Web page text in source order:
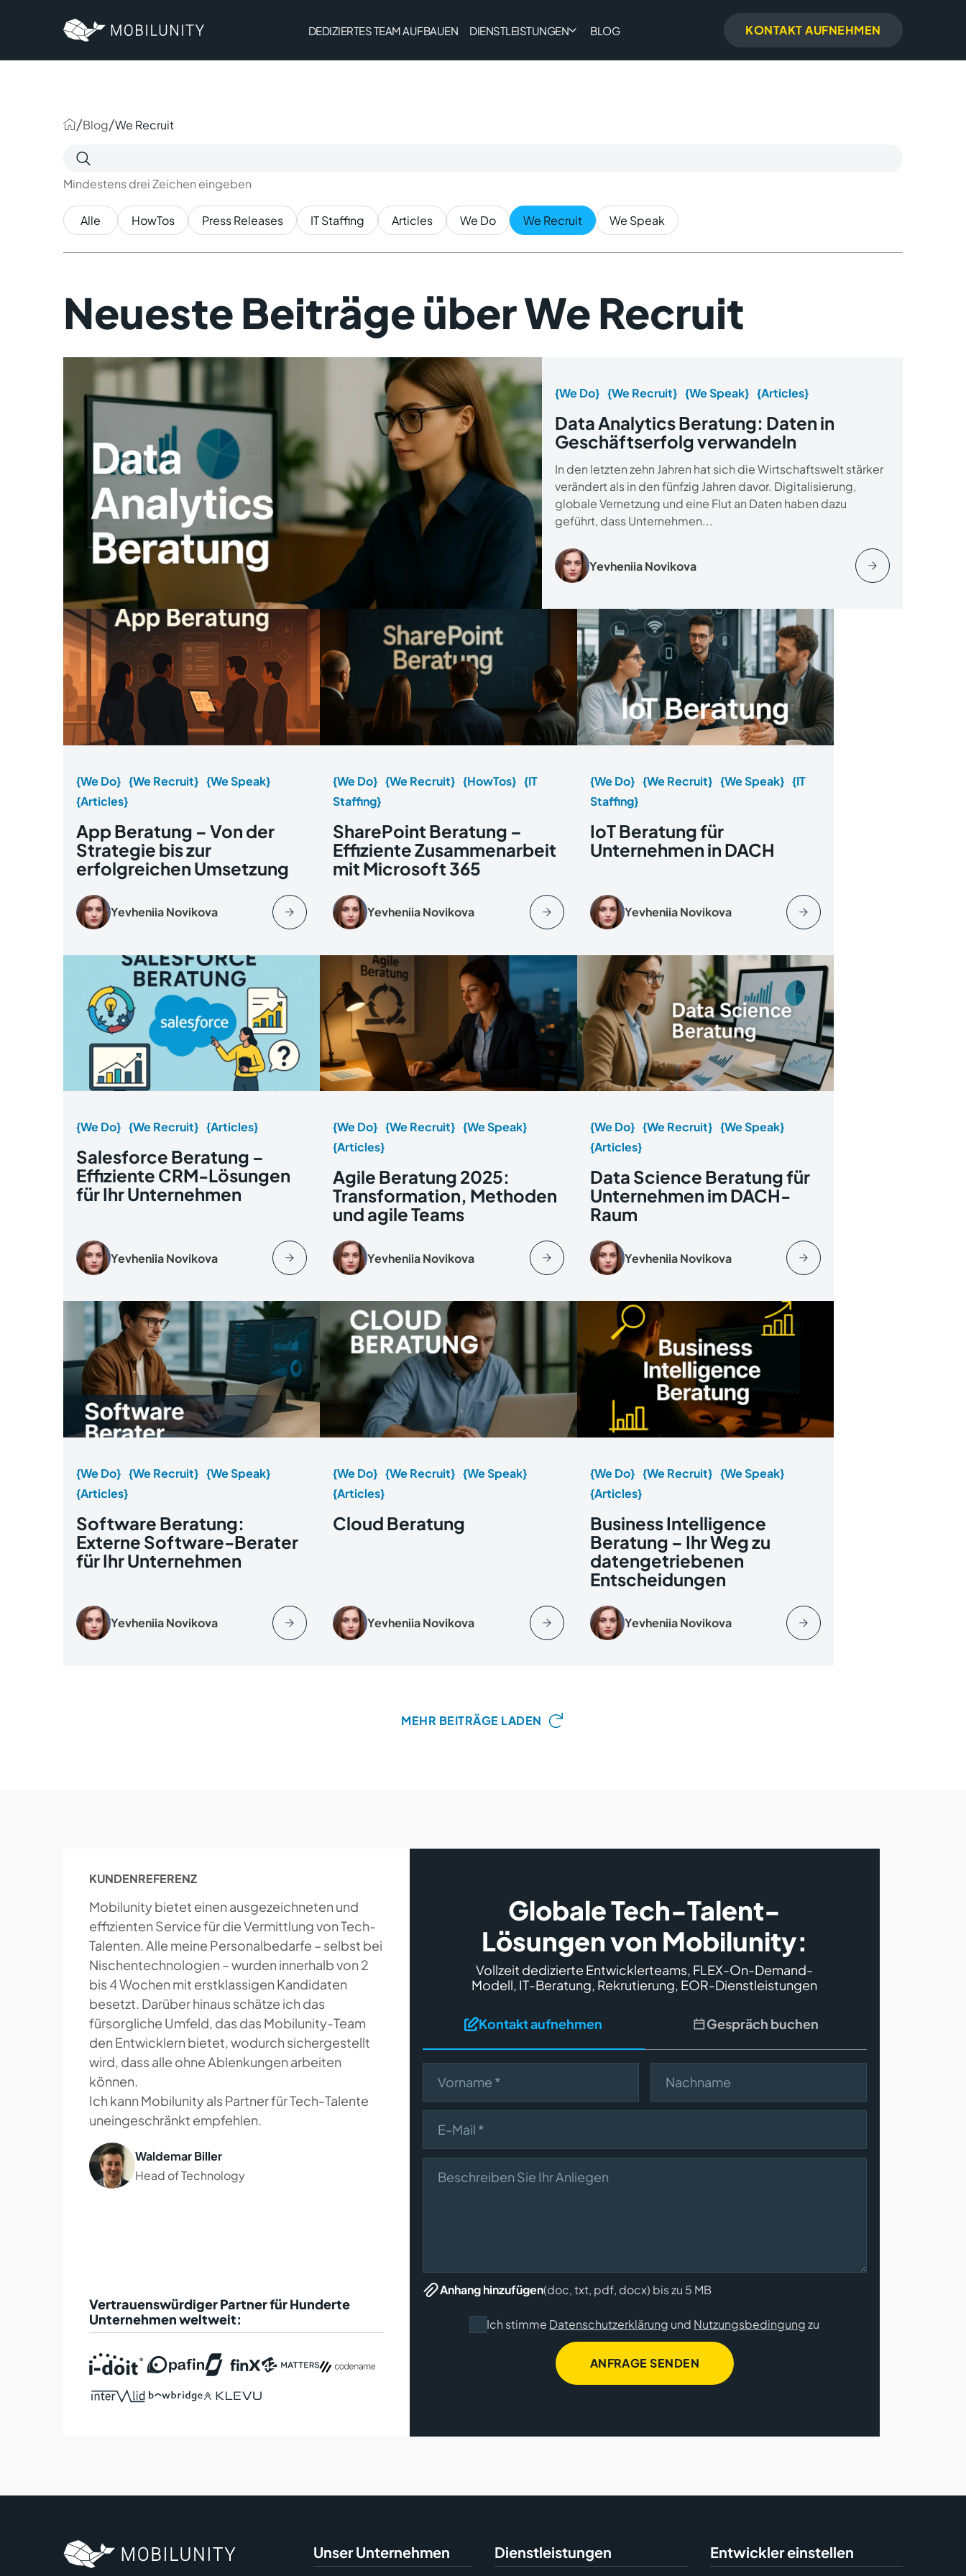
content DEDIZIERTES TEAM AUFBAUEN DIENSTLEISTUNGEN BLOG KONTAKT AUFNEHMEN
/Blog/We Recruit
Suchen
nach:
Mindestens drei Zeichen eingeben
Alle HowTos Press Releases IT Staffing Articles We Do We Recruit We Speak
Neueste Beiträge über We Recruit
{We Do} {We Recruit} {We Speak} {Articles}
Data Analytics Beratung: Daten in
Geschäftserfolg verwandeln
In den letzten zehn Jahren hat sich die Wirtschaftswelt stärker
verändert als in den fünfzig Jahren davor. Digitalisierung,
globale Vernetzung und eine Flut an Daten haben dazu
geführt, dass Unternehmen...
Yevheniia Novikova
{We Do} {We Recruit} {We Speak}
{Articles}
App Beratung – Von der
Strategie bis zur
erfolgreichen Umsetzung
Yevheniia Novikova
{We Do} {We Recruit} {HowTos} {IT
Staffing}
SharePoint Beratung –
Effiziente Zusammenarbeit
mit Microsoft 365
Yevheniia Novikova
{We Do} {We Recruit} {We Speak} {IT
Staffing}
IoT Beratung für
Unternehmen in DACH
Yevheniia Novikova
{We Do} {We Recruit} {Articles}
Salesforce Beratung –
Effiziente CRM-Lösungen
für Ihr Unternehmen
Yevheniia Novikova
{We Do} {We Recruit} {We Speak}
{Articles}
Agile Beratung 2025:
Transformation, Methoden
und agile Teams
Yevheniia Novikova
{We Do} {We Recruit} {We Speak}
{Articles}
Data Science Beratung für
Unternehmen im DACH-
Raum
Yevheniia Novikova
{We Do} {We Recruit} {We Speak}
{Articles}
Software Beratung:
Externe Software-Berater
für Ihr Unternehmen
Yevheniia Novikova
{We Do} {We Recruit} {We Speak}
{Articles}
Cloud Beratung
Yevheniia Novikova
{We Do} {We Recruit} {We Speak}
{Articles}
Business Intelligence
Beratung – Ihr Weg zu
datengetriebenen
Entscheidungen
Yevheniia Novikova
MEHR BEITRÄGE LADEN
KUNDENREFERENZ
Mobilunity bietet einen ausgezeichneten und
effizienten Service für die Vermittlung von Tech-
Talenten. Alle meine Personalbedarfe – selbst bei
Nischentechnologien – wurden innerhalb von 2
bis 4 Wochen mit erstklassigen Kandidaten
besetzt. Darüber hinaus schätze ich das
fürsorgliche Umfeld, das das Mobilunity-Team
den Entwicklern bietet, wodurch sichergestellt
wird, dass alle ohne Ablenkungen arbeiten
können.
Ich kann Mobilunity als Partner für Tech-Talente
uneingeschränkt empfehlen.
Waldemar Biller
Head of Technology
Vertrauenswürdiger Partner für Hunderte
Unternehmen weltweit:
Globale Tech-Talent-
Lösungen von Mobilunity:
Vollzeit dedizierte Entwicklerteams, FLEX-On-Demand-
Modell, IT-Beratung, Rekrutierung, EOR-Dienstleistungen
Kontakt aufnehmen Gespräch buchen
First name Nachname
E-Mail
Beschreiben Sie Ihr Anliegen
Anhang hinzufügen(doc, txt, pdf, docx) bis zu 5 MB
Ich stimme Datenschutzerklärung und Nutzungsbedingungzu
ANFRAGE SENDEN
Unser Unternehmen Dienstleistungen Entwickler einstellen